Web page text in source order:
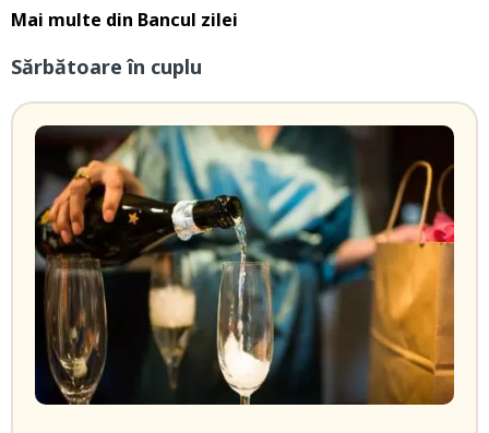
Mai multe din Bancul zilei
Sărbătoare în cuplu